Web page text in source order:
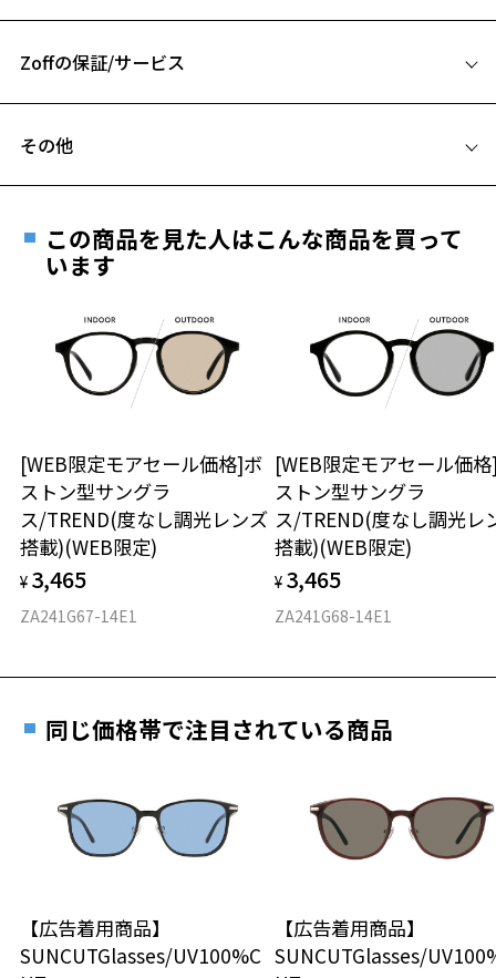
＜商品に関する注意事項＞
レンズは｢透明レンズ｣がおすすめです。
※フロントアタッチメントの別売りはございません。
※自動車のフロントガラス等、 熱強化したガラスを通して使用すると
ガラスのひずみの干渉色が見えることがあります。
※液晶画面（パソコン・携帯電話・タブレット・カメラ等の液晶画面
が暗く見えたり、レンズの干渉色が見えることがあります。
※本製品を使用中に違和感を感じた場合は使用を中止してください。
※本製品は磁石を使用しています。磁石部分が首から上に直接あたら
ないようご注意ください。
※強い衝撃やひねり等はプレートが外れる原因となりますのでご注意
ください。
※あまり長い時間ご使用されないようご注意ください。
品名：ファッション用グラス
レンズの材質：プラスチック
レンズカラー：偏光ブラウン/ブラウン系
紫外線透過率：0.1%以下 (紫外線カット率：99.9%以上)
TEL：0120-013-883
使用上の注意：高温のところに置いたり、傷をつけるような金属と一
B ブリッジ(鼻部分)の横幅：19mm
仕上がり寸法
D 仕上がりの横幅：約144mm
E 仕上がりの縦幅：約50mm
※メガネ：デモレンズを外した重さ
タイプ
材質
フレームとレンズの合計料金を知りたい方へ
Zoffの保証/サービス
安心1 フレーム１年間品質保証
日または発送日より１年間修理又は交換させて頂
きます。
※保証期間内に交換が行われた場合、保証期間は初期の期間から
延長されません。
安心2 視力測定無料
視力の変化を早めに発見するために、定期的な視
力測定をおすすめいたします。
安心3 かかり具合調整無料
その他
ご希望のお客さまは、「レンズ交換券」をお選びのうえ、
最寄りのZoff実店舗にてレンズをお買い求めください。
※サングラスやパッケージ品では「レンズ交換券」はお選び
談ください。
オンラインストアでフレームのみ購入して、
実店舗で度付きにできます
ご購入時に「レンズ交換券」をお選びいただくと、実店舗で
度数を測定のうえ、度付きレンズ（標準セットレンズ）へ無
料交換いただけます。
詳しくはこちら
お近くのZoff実店舗にて度数を測定いただけます（無料）。
その際は記入用紙をダウンロードしてお使いください。
この商品を見た人はこんな商品を買って
います
[WEB限定モアセール価格]ボ
ストン型サングラ
ス/TREND(度なし調光レンズ
搭載)(WEB限定)
¥ 3,465
ZA241G67-14E1
[WEB限定モアセール価
ストン型サングラ
ス/TREND(度なし調光レ
搭載)(WEB限定)
¥ 3,465
ZA241G68-14E1
同じ価格帯で注目されている商品
【広告着用商品】
SUNCUTGlasses/UV100%C
【広告着用商品】
SUNCUTGlasses/